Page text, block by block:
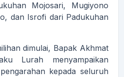
Mojosari, Mugiyono
dan Isrofi dari Padukuhan
dimulai, Bapak Akhmat
Lurah menyampaikan
kepada seluruh